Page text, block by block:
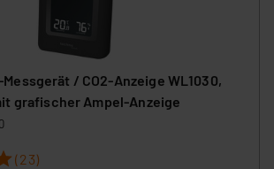
/ CO2-Anzeige WL1030,
grafischer Ampel-Anzeige
(23)